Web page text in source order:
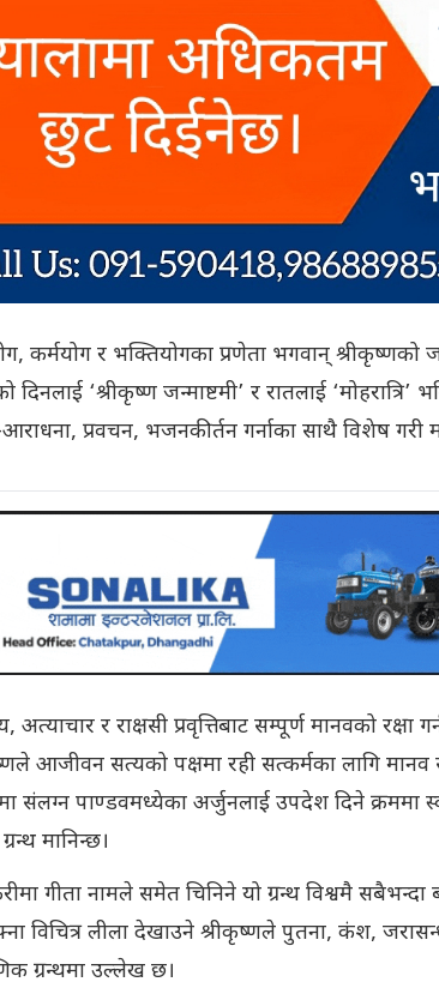
कर्मयोग र भक्तियोगका प्रणेता भगवान्
‘श्रीकृष्ण जन्माष्टमी’ र रातलाई
प्रवचन, भजनकीर्तन गर्नाका साथै विशेष गरी
अत्याचार र राक्षसी प्रवृत्तिबाट सम्पूर्ण मानवको
आजीवन सत्यको पक्षमा रही सत्कर्मका लागि मानव
संलग्न पाण्डवमध्येका अर्जुनलाई उपदेश दिने क्रममा
मानिन्छ।
गीता नामले समेत चिनिने यो ग्रन्थ विश्वमै
विचित्र लीला देखाउने श्रीकृष्णले पुतना, कंश,
ग्रन्थमा उल्लेख छ।